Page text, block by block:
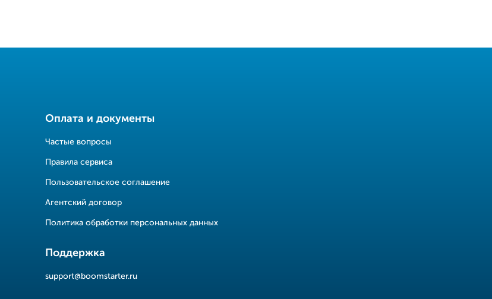
Оплата и документы
Частые вопросы
Правила сервиса
Пользовательское соглашение
Агентский договор
Политика обработки персональных данных
Поддержка
support@boomstarter.ru